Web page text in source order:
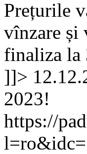
Prețurile
vînzare și
finaliza la
]]>
2023!
https://